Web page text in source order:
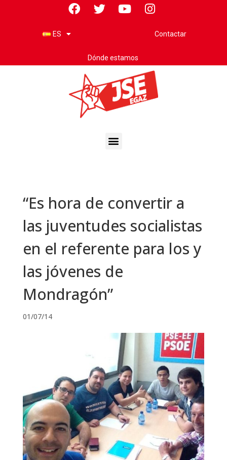
ES Contactar
Dónde estamos
“Es hora de convertir a
las juventudes socialistas
en el referente para los y
las jóvenes de
Mondragón”
01/07/14